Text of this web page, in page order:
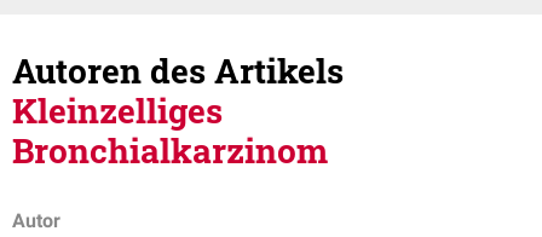
Autoren des Artikels
Kleinzelliges
Bronchialkarzinom
Autor